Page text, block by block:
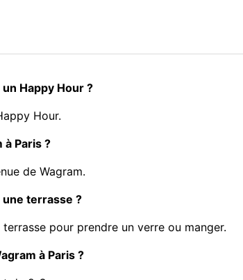
Happy Hour ?
Hour.
à Paris ?
de Wagram.
une terrasse ?
pour prendre un verre ou manger.
à Paris ?